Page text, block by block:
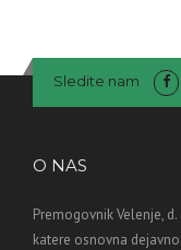
Sledite nam
O NAS
Premogovnik Velenje,
katere osnovna